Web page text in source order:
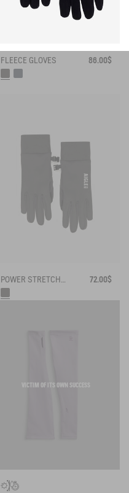
FLEECE GLOVES 86.00$
POWER STRETCH® TOUCHSCREEN GLOVES 72.00$
VICTIM OF ITS OWN SUCCESS